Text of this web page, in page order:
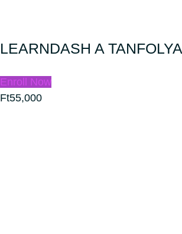
LEARNDASH A
Enroll Now
Ft55,000